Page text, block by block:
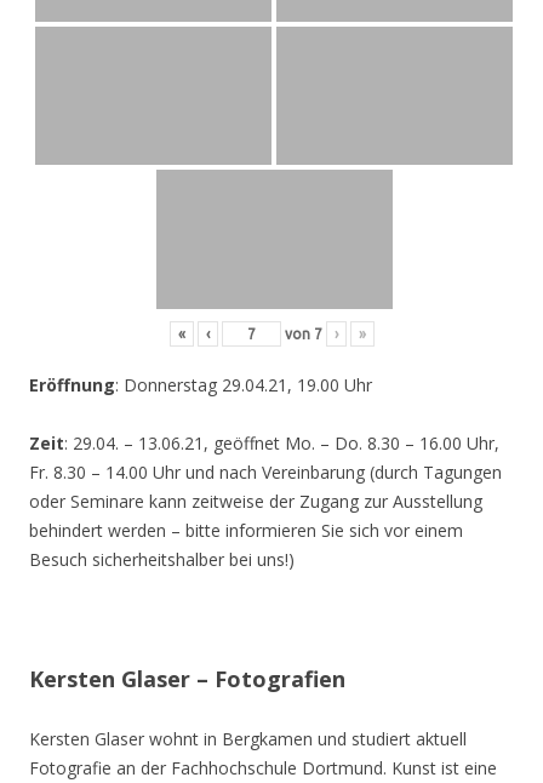
« ‹ von 7 › »
Eröffnung: Donnerstag 29.04.21, 19.00 Uhr
Zeit: 29.04. – 13.06.21, geöffnet Mo. – Do. 8.30 – 16.00 Uhr,
Fr. 8.30 – 14.00 Uhr und nach Vereinbarung (durch Tagungen
oder Seminare kann zeitweise der Zugang zur Ausstellung
behindert werden – bitte informieren Sie sich vor einem
Besuch sicherheitshalber bei uns!)
Kersten Glaser – Fotografien
Kersten Glaser wohnt in Bergkamen und studiert aktuell
Fotografie an der Fachhochschule Dortmund. Kunst ist eine